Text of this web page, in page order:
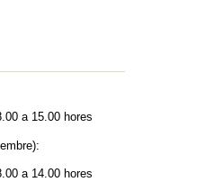
a 15.00 hores
a 14.00 hores